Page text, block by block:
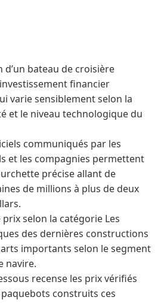
d’un bateau de croisière
financier
varie sensiblement selon la
et le niveau technologique du
communiqués par les
et les compagnies permettent
précise allant de
de millions à plus de deux
selon la catégorie Les
des dernières constructions
importants selon le segment
navire.
recense les prix vérifiés
construits ces